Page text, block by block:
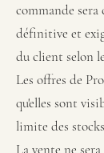
commande sera
définitive et
du client selon
Les offres de
qu'elles sont
limite des
La vente ne